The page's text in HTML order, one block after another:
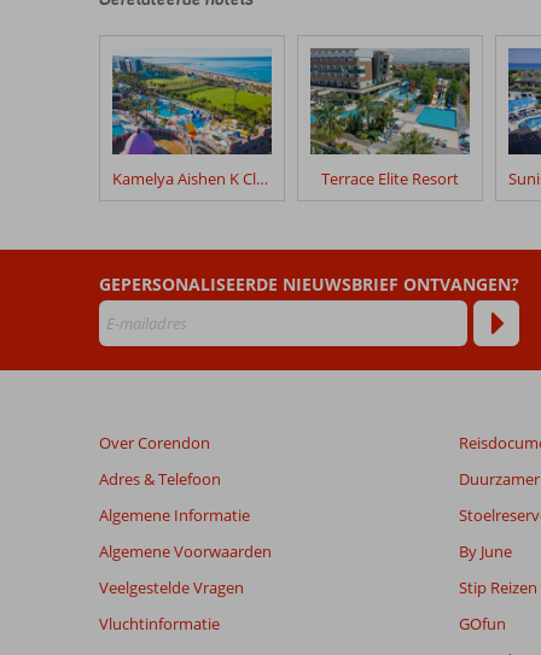
geschreven
na
hun
verblijf
Fly
Hotel
Beoordelingen
die
dan
48
maanden
worden
meer
weergegeven
de
Kamelya Aishen K Club Terrace Elite Resort
GEPERSONALISEERDE NIEUWSBRIEF ONTVANGEN?
Over Corendon
Adres & Telefoon
Algemene Informatie
Algemene Voorwaarden
Veelgestelde Vragen
Vluchtinformatie
By June
Stip Reizen
GOfun